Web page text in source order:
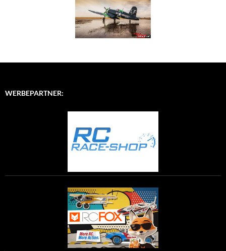
WERBEPARTNER: